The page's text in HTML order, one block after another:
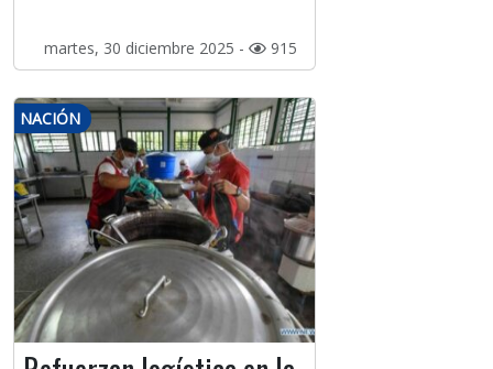
martes, 30 diciembre 2025 - 915
NACIÓN